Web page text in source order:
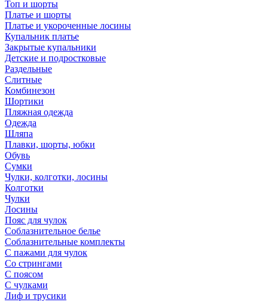
Топ и шорты
Платье и шорты
Платье и укороченные лосины
Купальник платье
Закрытые купальники
Детские и подростковые
Раздельные
Слитные
Комбинезон
Шортики
Пляжная одежда
Одежда
Шляпа
Плавки, шорты, юбки
Обувь
Сумки
Чулки, колготки, лосины
Колготки
Чулки
Лосины
Пояс для чулок
Соблазнительное белье
Соблазнительные комплекты
С пажами для чулок
Со стрингами
С поясом
С чулками
Лиф и трусики